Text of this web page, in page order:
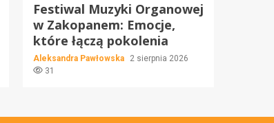
Festiwal Muzyki Organowej
w Zakopanem: Emocje,
które łączą pokolenia
Aleksandra Pawłowska
2 sierpnia 2026
31